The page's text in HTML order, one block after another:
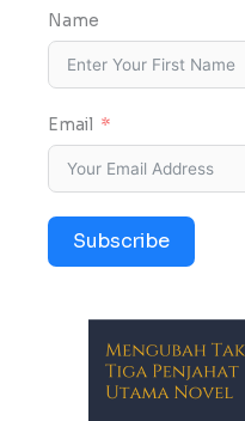
Name
Email
Subscribe